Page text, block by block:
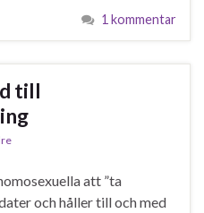
1 kommentar
till
att ”ta
och håller till och med